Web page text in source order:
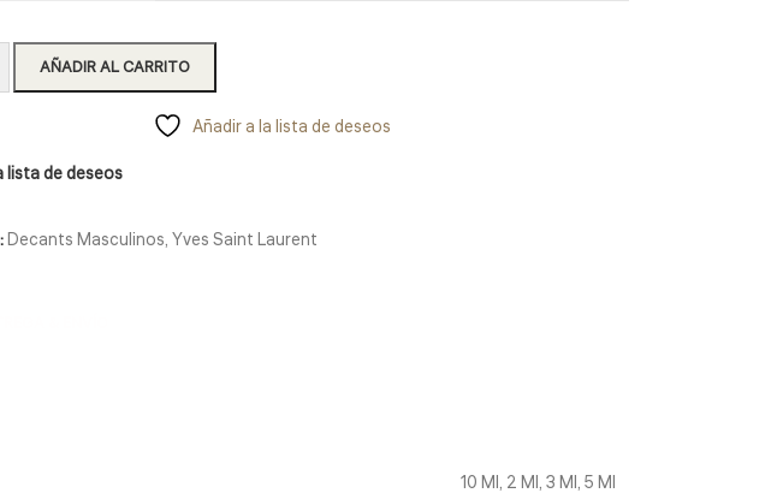
AÑADIR AL CARRITO
Añadir a la lista de deseos
lista de deseos
Decants Masculinos, Yves Saint Laurent
10 Ml, 2 Ml, 3 Ml, 5 Ml